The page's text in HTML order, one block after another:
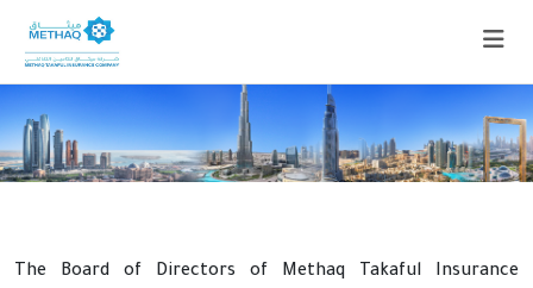
The Board of Directors of Methaq Takaful Insurance